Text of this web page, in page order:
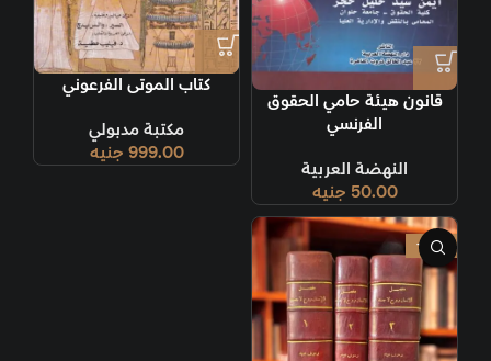
قانون هيئة حامي الحقوق
الفرنسي
النهضة العربية
50.00 جنيه
كتاب الموتى الفرعوني
مكتبة مدبولي
999.00 جنيه
-50%